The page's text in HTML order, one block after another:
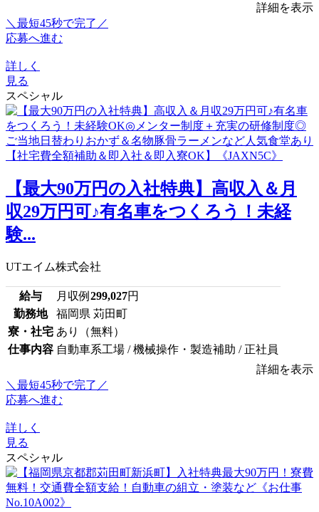
詳細を表示
＼最短45秒で完了／
応募へ進む
詳しく
見る
スペシャル
【最大90万円の入社特典】高収入＆月
収29万円可♪有名車をつくろう！未経
験...
UTエイム株式会社
給与 月収例 299,027円
勤務地
福岡県 苅田町
寮・社宅 あり（無料）
仕事内容 自動車系工場 / 機械操作・製造補助 / 正社員
詳細を表示
＼最短45秒で完了／
応募へ進む
詳しく
見る
スペシャル